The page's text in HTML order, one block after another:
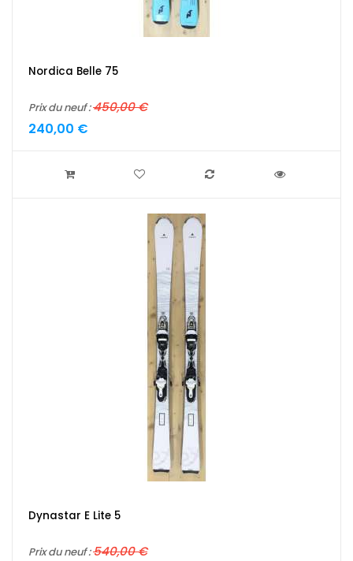
Nordica Belle 75
Prix du neuf :450,00 €
240,00 €
Dynastar E Lite 5
Prix du neuf :540,00 €